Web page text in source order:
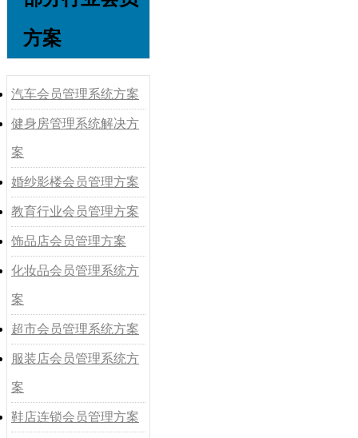
方案
汽车会员管理系统方案
健身房管理系统解决方
案
婚纱影楼会员管理方案
教育行业会员管理方案
饰品店会员管理方案
化妆品会员管理系统方
案
超市会员管理系统方案
服装店会员管理系统方
案
鞋店连锁会员管理方案